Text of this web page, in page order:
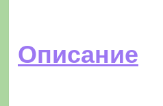
Описание